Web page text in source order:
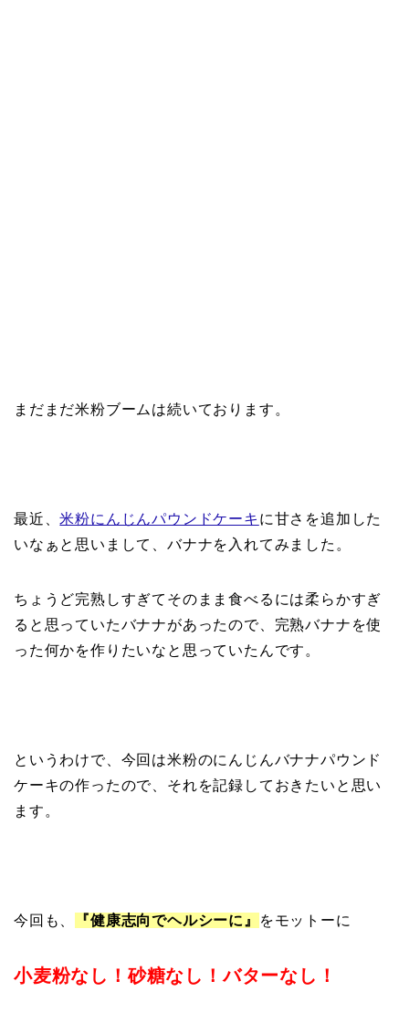
まだまだ米粉ブームは続いております。
最近、米粉にんじんパウンドケーキ に甘さを追加した
いなぁと思いまして、バナナを入れてみました。
ちょうど完熟しすぎてそのまま食べるには柔らかすぎ
ると思っていたバナナがあったので、完熟バナナを使
った何かを作りたいなと思っていたんです。
というわけで、今回は米粉のにんじんバナナパウンド
ケーキの作ったので、それを記録しておきたいと思い
ます。
今回も、 『健康志向でヘルシーに』 をモットーに
小麦粉なし！砂糖なし！バターなし！